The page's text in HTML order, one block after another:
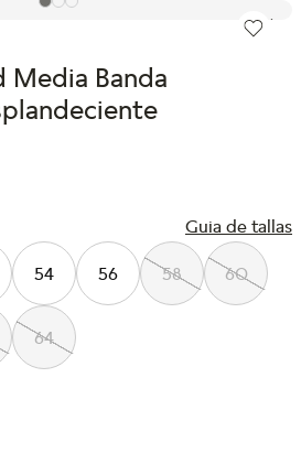
Media Banda
Guia de tallas
54 56 58 60
64